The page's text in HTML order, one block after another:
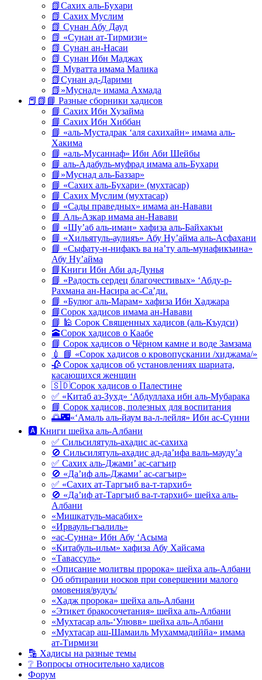
📗Сахих аль-Бухари
📗 Сахих Муслим
📗 Сунан Абу Дауд
📗 «Сунан ат-Тирмизи»
📗 Сунан ан-Насаи
📗 Сунан Ибн Маджах
📗 Муватта имама Малика
📗Сунан ад-Дарими
📗»Муснад» имама Ахмада
📕📗📘 Разные сборники хадисов
📘 Сахих Ибн Хузайма
📘 Сахих Ибн Хиббан
📘 «аль-Мустадрак ‘аля сахихайн» имама аль-
Хакима
📘 «аль-Мусаннаф» Ибн Аби Шейбы
📘 аль-Адабуль-муфрад имама аль-Бухари
📘»Муснад аль-Баззар»
📘 «Сахих аль-Бухари» (мухтасар)
📘 Сахих Муслим (мухтасар)
📘 «Сады праведных» имама ан-Навави
📘 Аль-Азкар имама ан-Навави
📘 «Шу’аб аль-иман» хафиза аль-Байхакъи
📘 «Хильятуль-аулияъ» Абу Ну’айма аль-Асфахани
📘 «Сыфату-н-нифакъ ва на’ту аль-мунафикъина»
Абу Ну’айма
📘Книги Ибн Аби ад-Дунья
📘 «Радость сердец благочестивых» ‘Абду-р-
Рахмана ан-Насира ас-Са’ди.
📘 «Булюг аль-Марам» хафиза Ибн Хаджара
📘Сорок хадисов имама ан-Навави
📘 🕌 Сорок Священных хадисов (аль-Къудси)
🕋Сорок хадисов о Каабе
📘 Сорок хадисов о Чёрном камне и воде Замзама
💉 📘 «Сорок хадисов о кровопускании /хиджама/»
🥀 Сорок хадисов об установлениях шариата,
касающихся женщин
🇸🇩Сорок хадисов о Палестине
✅ «Китаб аз-Зухд» ‘Абдуллаха ибн аль-Мубарака
📘 Сорок хадисов, полезных для воспитания
🌅🌃«‘Амаль аль-йаум ва-л-лейля» Ибн ас-Сунни
🅰 Книги шейха аль-Албани
✅ Сильсилятуль-ахадис ас-сахиха
🚫 Сильсилятуль-ахадис ад-да’ифа валь-мауду’а
✅ Сахих аль-Джами’ ас-сагъир
🚫 «Да’иф аль-Джами’ ас-сагъир»
✅ «Сахих ат-Таргъиб ва-т-тархиб»
🚫 «Да’иф ат-Таргъиб ва-т-тархиб» шейха аль-
Албани
«Мишкатуль-масабих»
«Ирвауль-гъалиль»
«ас-Сунна» Ибн Абу ‘Асыма
«Китабуль-ильм» хафиза Абу Хайсама
«Тавассуль»
«Описание молитвы пророка» шейха аль-Албани
Об обтирании носков при совершении малого
омовения/вудуъ/
«Хадж пророка» шейха аль-Албани
«Этикет бракосочетания» шейха аль-Албани
«Мухтасар аль-‘Улювв» шейха аль-Албани
«Мухтасар аш-Шамаиль Мухаммадиййа» имама
ат-Тирмизи
🔡 Хадисы на разные темы
❔ Вопросы относительно хадисов
Форум